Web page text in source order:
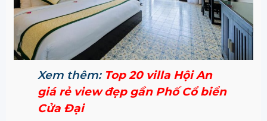
Xem thêm: Top 20 villa Hội An
giá rẻ view đẹp gần Phố Cổ biển
Cửa Đại